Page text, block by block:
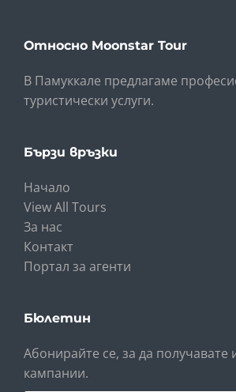
Относно Moonstar Tour
В Памуккале предлагаме
туристически услуги.
Бързи връзки
Начало
View All Tours
За нас
Контакт
Портал за агенти
Бюлетин
Абонирайте се, за да получавате
кампании.